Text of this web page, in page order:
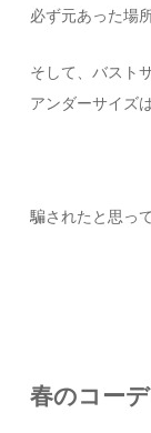
必ず元あった場
そして、バスト
アンダーサイズ
騙されたと思っ
春のコー